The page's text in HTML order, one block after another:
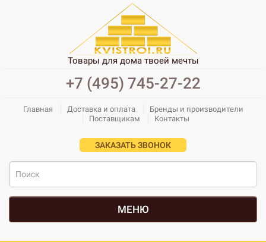
Товары для дома твоей мечты
+7 (495) 745-27-22
Главная Доставка и оплата
Бренды и производители
Поставщикам
Контакты
ЗАКАЗАТЬ ЗВОНОК
МЕНЮ